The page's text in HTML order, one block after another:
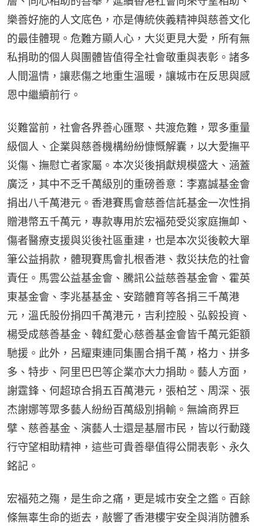
樂善好施的人文底色，亦是傳統俠義精神與慈善文化
的最佳體現。危難方顯人心，大災更見大愛，所有無
私捐助的個人與團體皆值得全社會敬重與表彰。諸多
人間溫情，讓悲傷之地重生溫暖，讓城市在反思與感
恩中繼續前行。
災難當前，社會各界善心匯聚、共渡危難，眾多重量
級個人、企業與慈善機構紛紛慷慨解囊，以大愛撫平
災傷、撫慰亡者家屬。本次災後捐獻規模盛大、涵蓋
廣泛，其中不乏千萬級別的重磅善意：李嘉誠基金會
捐出八千萬港元。香港賽馬會慈善信託基金一次性捐
贈港幣五千萬元，專款專用於宏福苑受災家庭撫卹、
傷者醫療支援與災後社區重建，也是本次災後較大單
筆公益捐款，體現賽馬會扎根香港、救災扶危的社會
責任。馬雲公益基金會、騰訊公益慈善基金會、霍英
東基金會、李兆基基金、安踏體育等各捐三千萬港
元，溫氏股份捐四千萬港元，吉利控股、弘毅投資、
楊受成慈善基金、韓紅愛心慈善基金會皆千萬元鉅額
馳援。此外，呂耀東連同集團合捐千萬，格力、拼多
多、特步、阿里巴巴等企業亦大力捐助。藝人方面，
謝霆鋒、何超琼合捐五百萬港元，張柏芝、周深、張
杰謝娜等眾多藝人紛紛百萬級別捐輸。無論商界巨
擘、慈善基金、演藝人士還是基層市民，皆以行動踐
行守望相助精神，這些可貴善舉值得公開表彰、永久
銘記。
宏福苑之殤，是生命之痛，更是城市安全之鑑。百餘
條無辜生命的逝去，敲響了香港樓宇安全與消防體系